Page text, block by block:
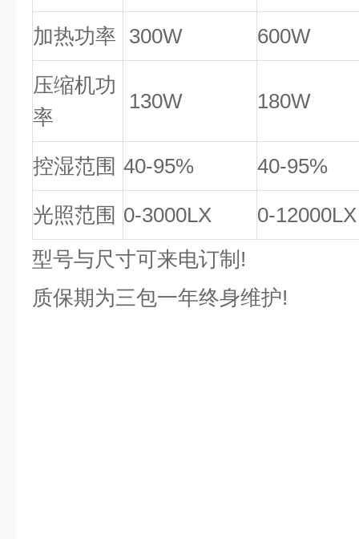
加热功率 300W 600W
压缩机功
率
130W 180W
控湿范围 40-95% 40-95%
光照范围 0-3000LX
0-12000LX
型号与尺寸可来电订制!
质保期为三包一年终身维护!